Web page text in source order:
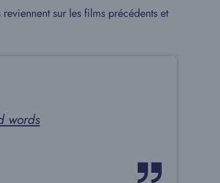
reviennent sur les films précédents et
words